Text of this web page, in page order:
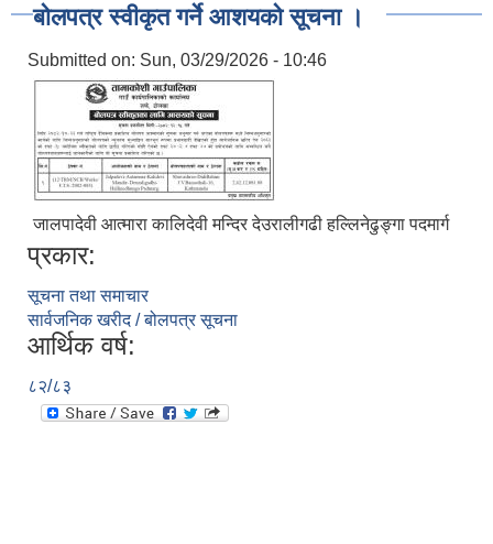
बोलपत्र स्वीकृत गर्ने आशयको सूचना ।
Submitted on: Sun, 03/29/2026 - 10:46
जालपादेवी आत्मारा कालिदेवी मन्दिर देउरालीगढी हल्लिनेढुङ्गा पदमार्ग
प्रकार:
सूचना तथा समाचार
सार्वजनिक खरीद / बोलपत्र सूचना
आर्थिक वर्ष:
८२/८३